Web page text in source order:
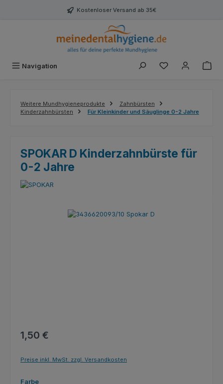
Zum Hauptinhalt springenKostenloser Versand ab 35€
Navigation Du hast 0
Weitere Mundhygieneprodukte
Zahnbürsten
Kinderzahnbürsten
Für Kleinkinder und Säuglinge 0-2 Jahre
SPOKAR D Kinderzahnbürste für
0-2 Jahre
Bildergalerie überspringen
Regulärer Preis:
1,50 €
Preise inkl. MwSt. zzgl. Versandkosten
Farbeauswählen